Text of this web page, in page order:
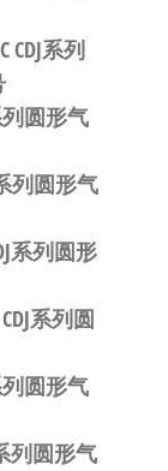
CDJ系列
列圆形气
列圆形气
系列圆形
系列圆
列圆形气
列圆形气